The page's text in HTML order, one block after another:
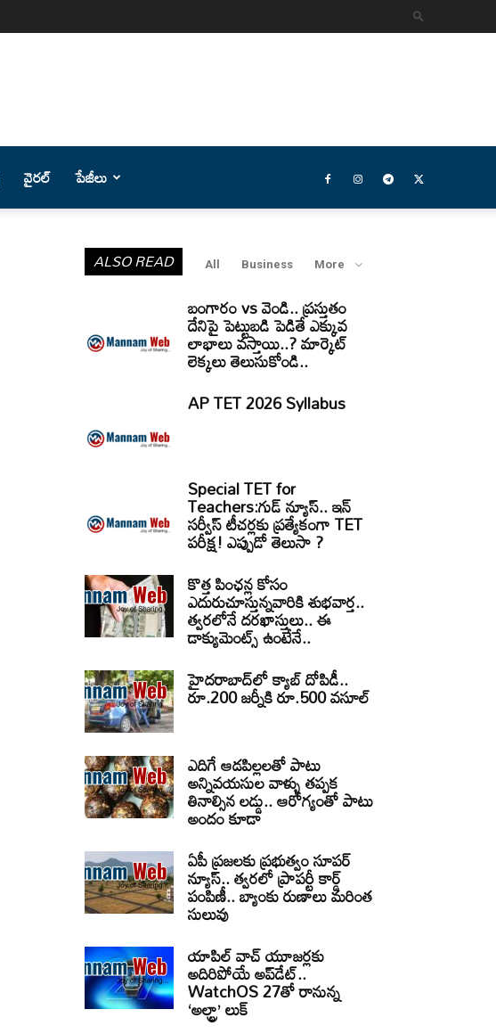
వైరల్ పేజీలు
ALSO READ All Business More
బంగారం vs వెండి.. ప్రస్తుతం
దేనిపై పెట్టుబడి పెడితే ఎక్కువ
లాభాలు వస్తాయి..? మార్కెట్
లెక్కలు తెలుసుకోండి..
AP TET 2026 Syllabus
Special TET for
Teachers:గుడ్ న్యూస్.. ఇన్
సర్వీస్ టీచర్లకు ప్రత్యేకంగా TET
పరీక్ష! ఎప్పుడో తెలుసా ?
కొత్త పింఛన్ల కోసం
ఎదురుచూస్తున్నవారికి శుభవార్త..
త్వరలోనే దరఖాస్తులు.. ఈ
డాక్యుమెంట్స్ ఉంటేనే..
హైదరాబాద్‌లో క్యాబ్‌ దోపిడీ..
రూ.200 జర్నీకి రూ.500 వసూల్
ఎదిగే ఆడపిల్లలతో పాటు
అన్నివయసుల వాళ్ళు తప్పక
తినాల్సిన లడ్డు.. ఆరోగ్యంతో పాటు
అందం కూడా
ఏపీ ప్రజలకు ప్రభుత్వం సూపర్
న్యూస్.. త్వరలో ప్రాపర్టీ కార్డ్
పంపిణీ.. బ్యాంకు రుణాలు మరింత
సులువు
యాపిల్ వాచ్ యూజర్లకు
అదిరిపోయే అప్‌డేట్..
WatchOS 27తో రానున్న
‘అల్ట్రా’ లుక్